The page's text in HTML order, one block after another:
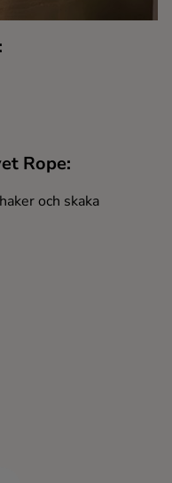
Rope:
och skaka